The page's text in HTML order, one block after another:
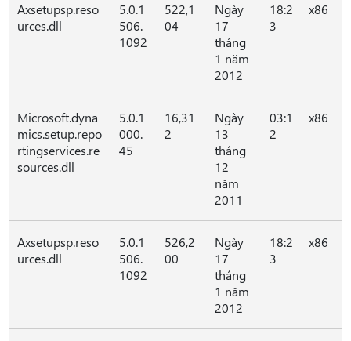
Axsetupsp.reso
urces.dll
5.0.1
506.
1092
522,1
04
Ngày
17
tháng
1 năm
2012
18:2
3
x86
Microsoft.dyna
mics.setup.repo
rtingservices.re
sources.dll
5.0.1
000.
45
16,31
2
Ngày
13
tháng
12
năm
2011
03:1
2
x86
Axsetupsp.reso
urces.dll
5.0.1
506.
1092
526,2
00
Ngày
17
tháng
1 năm
2012
18:2
3
x86